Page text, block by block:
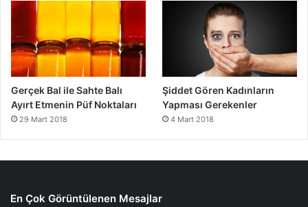
Gerçek Bal ile Sahte Balı
Ayırt Etmenin Püf Noktaları
29 Mart 2018
Şiddet Gören Kadınların
Yapması Gerekenler
4 Mart 2018
En Çok Görüntülenen Mesajlar